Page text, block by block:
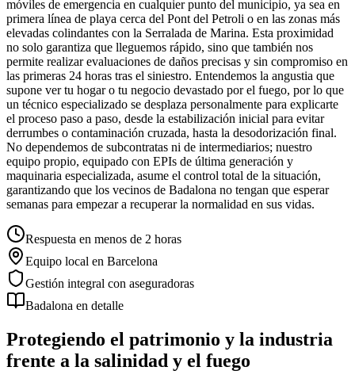
móviles de emergencia en cualquier punto del municipio, ya sea en
primera línea de playa cerca del Pont del Petroli o en las zonas más
elevadas colindantes con la Serralada de Marina. Esta proximidad
no solo garantiza que lleguemos rápido, sino que también nos
permite realizar evaluaciones de daños precisas y sin compromiso en
las primeras 24 horas tras el siniestro. Entendemos la angustia que
supone ver tu hogar o tu negocio devastado por el fuego, por lo que
un técnico especializado se desplaza personalmente para explicarte
el proceso paso a paso, desde la estabilización inicial para evitar
derrumbes o contaminación cruzada, hasta la desodorización final.
No dependemos de subcontratas ni de intermediarios; nuestro
equipo propio, equipado con EPIs de última generación y
maquinaria especializada, asume el control total de la situación,
garantizando que los vecinos de Badalona no tengan que esperar
semanas para empezar a recuperar la normalidad en sus vidas.
Respuesta en menos de 2 horas
Equipo local en Barcelona
Gestión integral con aseguradoras
Badalona en detalle
Protegiendo el patrimonio y la industria
frente a la salinidad y el fuego